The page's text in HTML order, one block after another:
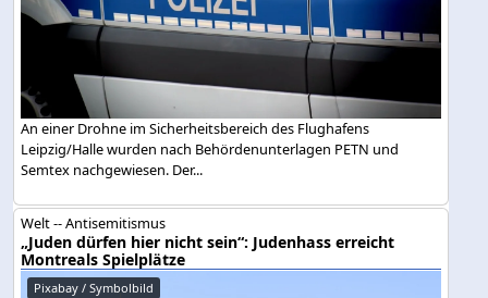
An einer Drohne im Sicherheitsbereich des Flughafens
Leipzig/Halle wurden nach Behördenunterlagen PETN und
Semtex nachgewiesen. Der...
Welt -- Antisemitismus
„Juden dürfen hier nicht sein“: Judenhass erreicht
Montreals Spielplätze
Pixabay / Symbolbild